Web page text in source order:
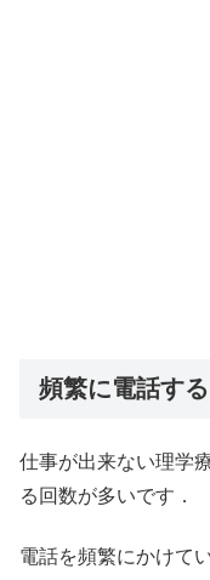
頻繁に電話する
仕事が出来ない理学
る回数が多いです．
電話を頻繁にかけて